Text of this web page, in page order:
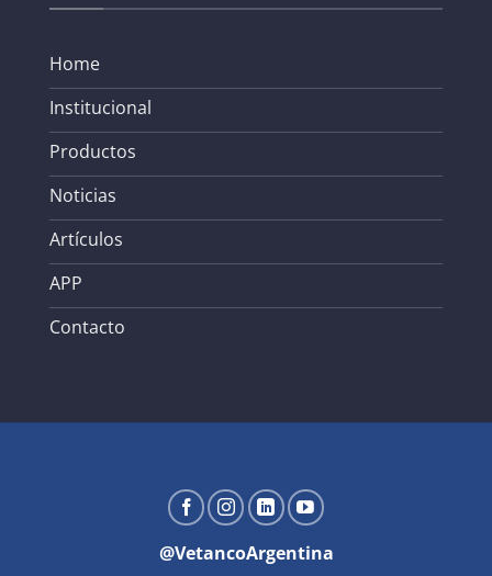
Home
Institucional
Productos
Noticias
Artículos
APP
Contacto
@VetancoArgentina